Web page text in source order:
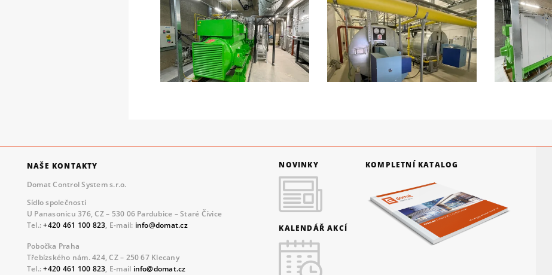
NOVINKY
KALENDÁŘ AKCÍ
KOMPLETNÍ KATALOG
NAŠE KONTAKTY
Domat Control System s.r.o.
Sídlo společnosti
U Panasonicu 376, CZ – 530 06 Pardubice – Staré Čívice
Tel.:+420 461 100 823, E-mail: info@domat.cz
Pobočka Praha
Třebízského nám. 424, CZ – 250 67 Klecany
Tel.:+420 461 100 823, E-mail info@domat.cz